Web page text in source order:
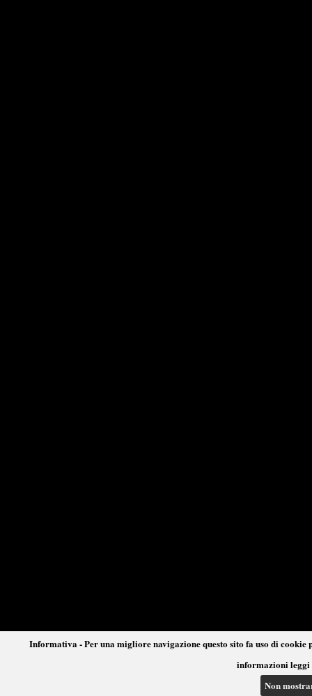
Informativa - Per una migliore navigazione questo sito fa uso di
informazioni leggi
Non